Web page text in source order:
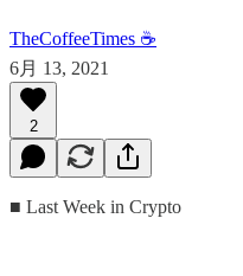
TheCoffeeTimes ☕
6月 13, 2021
2
■ Last Week in Crypto